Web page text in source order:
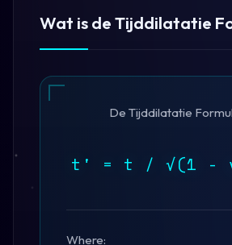
Wat is de Tijddilatatie
De Tijddilatatie
t' = t / √(1 -
Where: